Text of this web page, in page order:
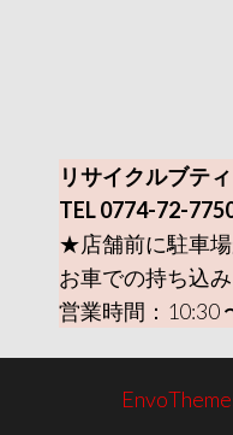
リサイクルブテ
TEL 0774-72-
★店舗前に駐車場
お車での持ち込み
営業時間：